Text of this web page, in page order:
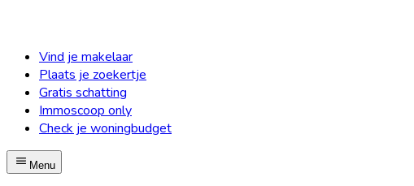
Vind je makelaar
Plaats je zoekertje
Gratis schatting
Immoscoop only
Check je woningbudget
Menu